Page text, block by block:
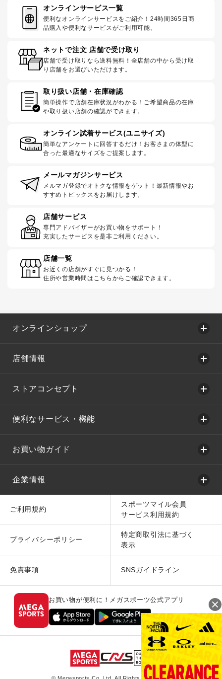
オンラインサービス一覧
便利なオンラインサービスをご紹介！24時間365日商
品購入や便利なサービスがご利用可能。
ネットで注文 店舗で受け取り
店舗で受け取りなら送料無料！全店舗の中から受け取
り店舗をお選びいただけます。
取り扱い店舗・在庫確認
簡単操作で店舗在庫状況がわかる！ご希望商品の在庫
や取り扱い店舗の確認ができます。
オンライン試着サービス(ユニサイズ)
簡単なアンケートに回答するだけ！お客さまの体型に
合った最適なサイズをご提案します。
メールマガジンサービス
メルマガ登録でオトクな情報をゲット！最新情報やお
すすめトピックスをお届けします。
店舗サービス
専門アドバイザーがお買い物をサポート！
充実したサービスを是非ご利用ください。
店舗一覧
お近くの店舗がすぐに見つかる！
住所や営業時間はこちらからご確認できます。
オンラインショップ
店舗情報
ストアコンセプト
便利なサービス・機能
お買い物ガイド
企業情報
ご利用規約
スポーツマイル会員
サービス利用規約
プライバシーポリシー
特定商取引法に基づく
表示
免責事項 SNSガイドライン
お買い物が便利に！メガスポーツ公式アプリ
© Megasports Co. Ltd. All Rights Reserved.